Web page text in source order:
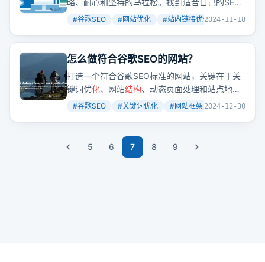
3500美元左右，换算成人民币是2.5万元。如果
拿去跟11月的收入比，当然会觉得落差很大。但
月，仅仅11月加1月收入，也有16万。16万元，
难道不香吗？尤其是假如这个网站只花了一个月
开发的话，这投入产出也是很划算的。所以，我
想，通过今天哥飞给出的这个数据 ，已经可以回
答大家的问题了。要不要去做，就看量大不大，
如果量大的话，为什么不去快速上一个？即使几
个月之后没有收入了，但是你这几个月的收入是
实打实的呀。你这几个月做这个网站积累的经验
也是实打实的呀。
略、耐心和坚持的马拉松。找到适合自己的SEO
策略并持之以恒地执行，是成功的关键。
#谷歌SEO #网站优化 #站内链接优化 +3
2024-11-18
怎么做符合谷歌SEO的网站？
打造一个符合谷歌SEO标准的网站，关键在于关
键词优化、网站结构、动态页面处理和站点地
图。这不仅仅是提升排名，更是增加网站的可见
#谷歌SEO #关键词优化 #网站框架 +2
2024-12-30
5 6 7 8 9